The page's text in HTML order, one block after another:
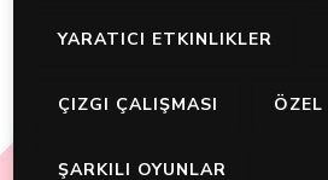
YARATICI ETKINLIKLER
ÇIZGI ÇALIŞMASI ÖZEL
ŞARKILI OYUNLAR